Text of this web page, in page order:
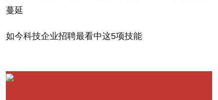
蔓延
如今科技企业招聘最看中这5项技能